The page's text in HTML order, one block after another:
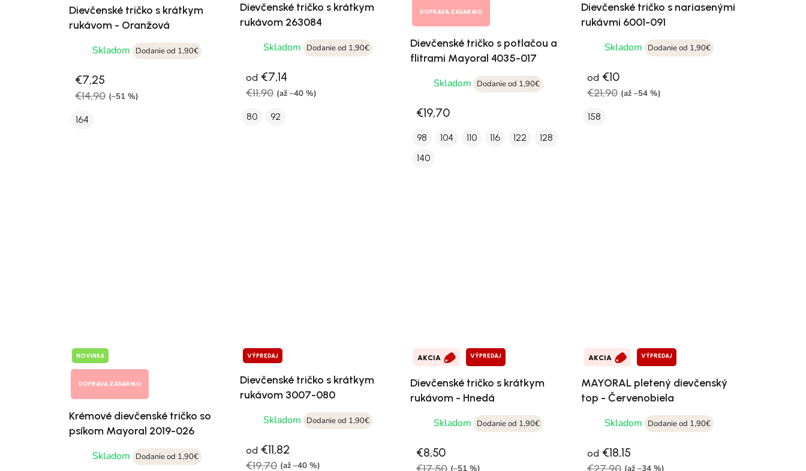
Dievčenské tričko s krátkym
rukávom - Oranžová
Skladom Dodanie od 1,90€
€7,25
€14,90 (–51 %)
164
Dievčenské tričko s krátkym
rukávom 263084
Skladom
Dodanie od 1,90€
od €7,14
€11,90 (až –40 %)
80 92
DOPRAVA ZADARMO
Dievčenské tričko s potlačou a
flitrami Mayoral 4035-017
Skladom Dodanie od 1,90€
€19,70
98 104 110 116 122
128
140
Dievčenské tričko s nariasenými
rukávmi 6001-091
Skladom
Dodanie od 1,90€
od €10
€21,90 (až –54 %)
158
NOVINKA
DOPRAVA ZADARMO
Krémové dievčenské tričko so
psíkom Mayoral 2019-026
Skladom Dodanie od 1,90€
VÝPREDAJ
Dievčenské tričko s krátkym
rukávom 3007-080
Skladom
Dodanie od 1,90€
od €11,82
€19,70 (až –40 %)
AKCIA VÝPREDAJ
Dievčenské tričko s krátkym
rukávom - Hnedá
Skladom Dodanie od 1,90€
€8,50
(–51 %)
AKCIA VÝPREDAJ
MAYORAL pletený dievčenský
top - Červenobiela
Skladom
Dodanie od 1,90€
od €18,15
(až –34 %)